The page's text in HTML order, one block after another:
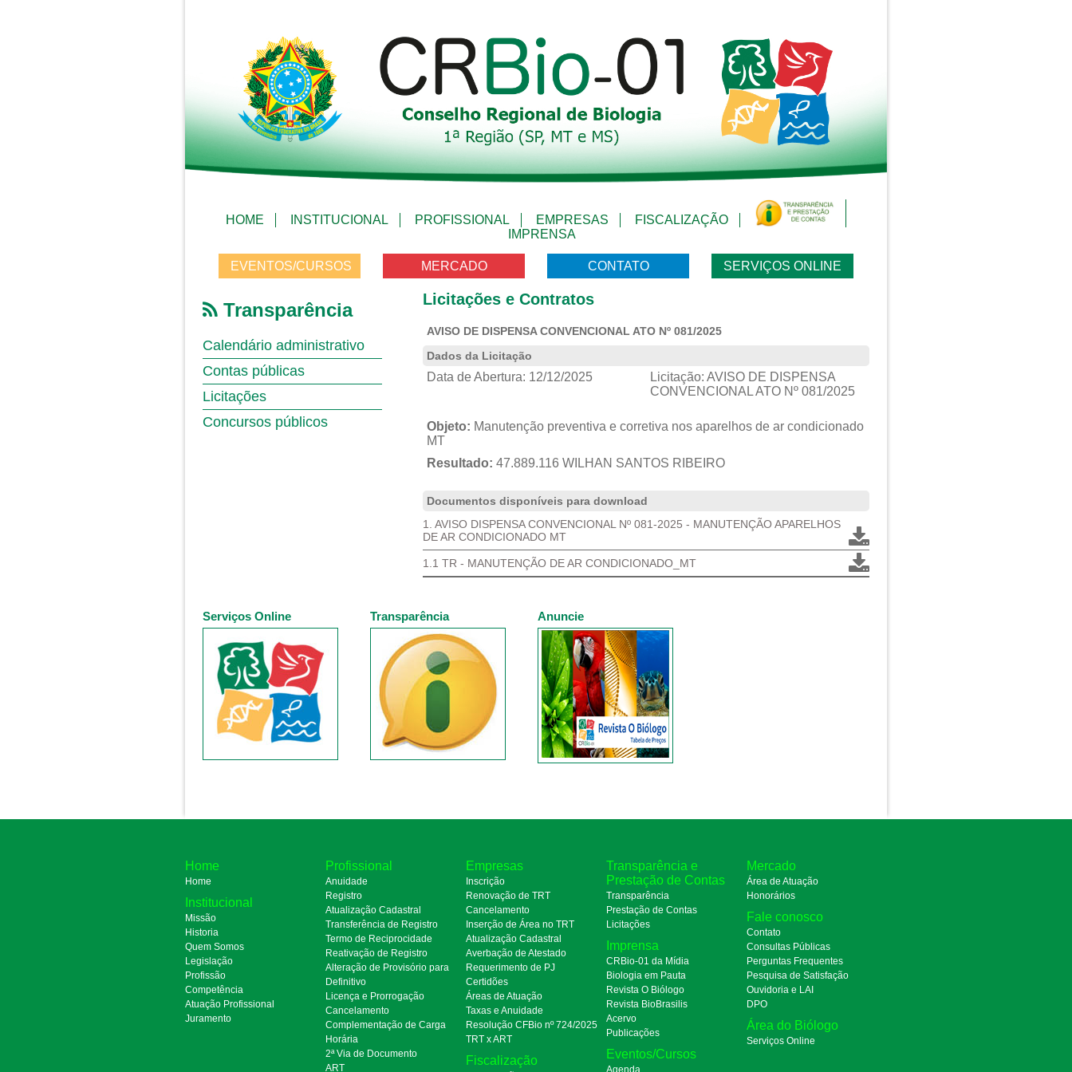
HOME INSTITUCIONAL PROFISSIONAL EMPRESAS
FISCALIZAÇÃO
IMPRENSA
EVENTOS/CURSOS MERCADO CONTATO SERVIÇOS ONLINE
Transparência
Calendário administrativo
Contas públicas
Licitações
Concursos públicos
Licitações e Contratos
AVISO DE DISPENSA CONVENCIONAL ATO Nº 081/2025
Dados da Licitação
Data de Abertura: 12/12/2025 Licitação: AVISO DE DISPENSA
CONVENCIONAL ATO Nº 081/2025
Objeto: Manutenção preventiva e corretiva nos aparelhos de ar condicionado
MT
Resultado: 47.889.116 WILHAN SANTOS RIBEIRO
Documentos disponíveis para download
1. AVISO DISPENSA CONVENCIONAL Nº 081-2025 - MANUTENÇÃO APARELHOS
DE AR CONDICIONADO MT
1.1 TR - MANUTENÇÃO DE AR CONDICIONADO_MT
Serviços Online Transparência Anuncie
Home
Home
Institucional
Missão
Historia
Quem Somos
Legislação
Profissão
Competência
Atuação Profissional
Juramento
Profissional
Anuidade
Registro
Atualização Cadastral
Transferência de Registro
Termo de Reciprocidade
Reativação de Registro
Alteração de Provisório para
Definitivo
Licença e Prorrogação
Cancelamento
Complementação de Carga
Horária
2ª Via de Documento
ART
Empresas
Inscrição
Renovação de TRT
Cancelamento
Inserção de Área no TRT
Atualização Cadastral
Averbação de Atestado
Requerimento de PJ
Certidões
Áreas de Atuação
Taxas e Anuidade
Resolução CFBio nº 724/2025
TRT x ART
Fiscalização
Transparência e
Prestação de Contas
Transparência
Prestação de Contas
Licitações
Imprensa
CRBio-01 da Mídia
Biologia em Pauta
Revista O Biólogo
Revista BioBrasilis
Acervo
Publicações
Eventos/Cursos
Agenda
Mercado
Área de Atuação
Honorários
Fale conosco
Contato
Consultas Públicas
Perguntas Frequentes
Pesquisa de Satisfação
Ouvidoria e LAI
DPO
Área do Biólogo
Serviços Online